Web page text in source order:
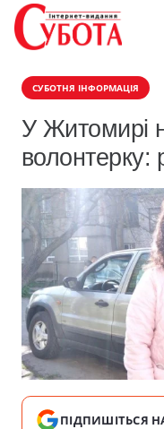
СУБОТНЯ ІНФОРМАЦІЯ
У Житомирі
волонтерку:
ПІДПИШІТЬСЯ